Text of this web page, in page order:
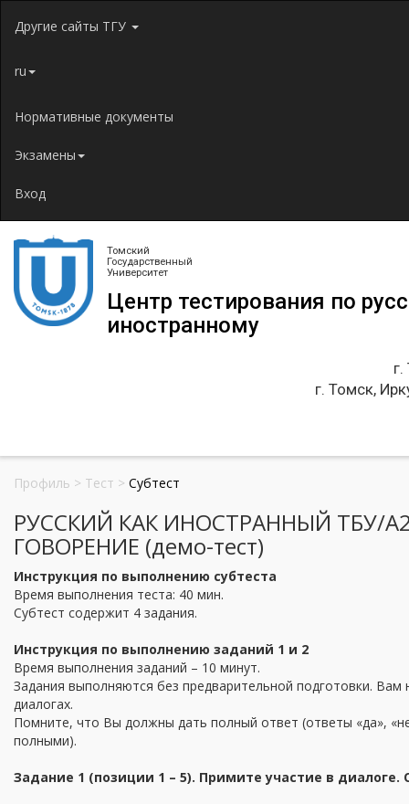
Другие сайты ТГУ
ru
Нормативные документы
Экзамены
Вход
Томский
Государственный
Университет
Центр тестирования по
иностранному
г. Томск,
Профиль > Тест > Субтест
РУССКИЙ КАК ИНОСТРАННЫЙ ТБУ/
ГОВОРЕНИЕ (демо-тест)
Инструкция по выполнению субтеста
Время выполнения теста: 40 мин.
Субтест содержит 4 задания.
Инструкция по выполнению заданий 1 и 2
Время выполнения заданий – 10 минут.
Задания выполняются без предварительной подготовки. Вам
диалогах.
Помните, что Вы должны дать полный ответ (ответы «да»,
полными).
Задание 1 (позиции 1 – 5). Примите участие в диалоге.